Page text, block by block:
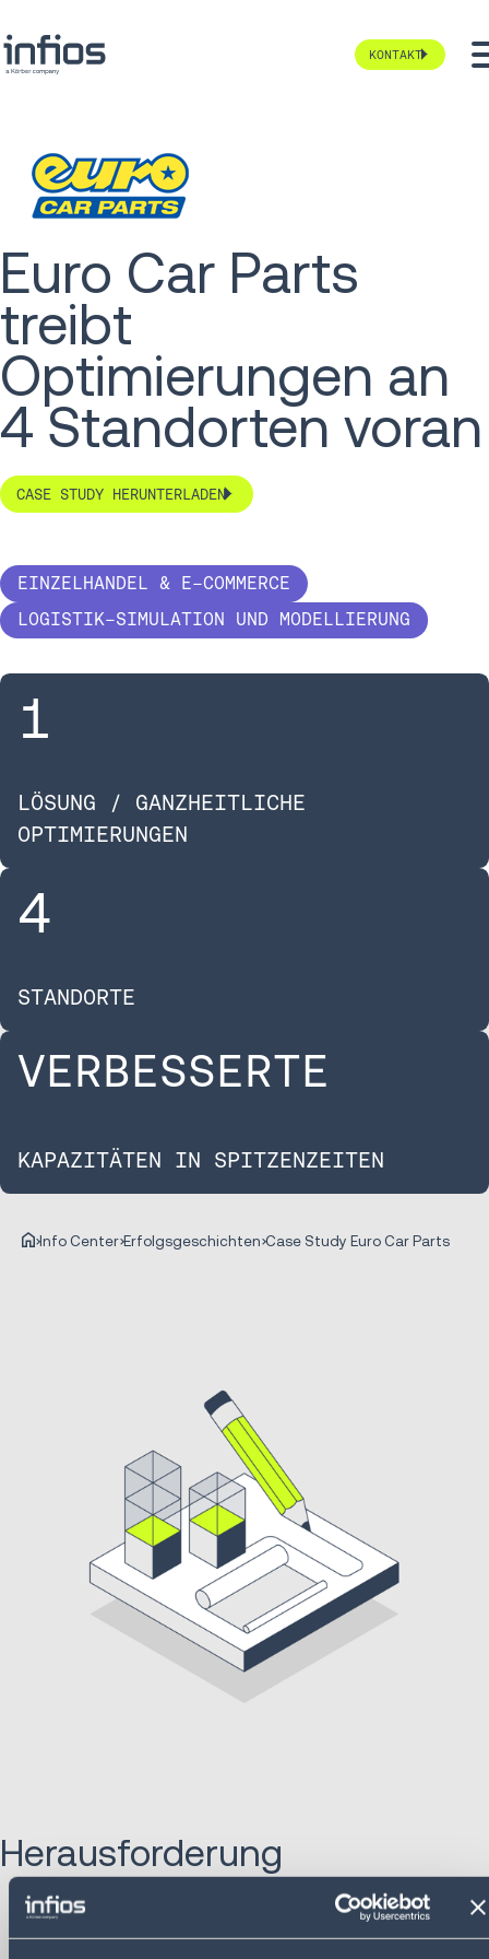
KONTAKT
Euro Car Parts
treibt
Optimierungen an
4 Standorten voran
CASE STUDY HERUNTERLADEN
EINZELHANDEL & E-COMMERCE
LOGISTIK-SIMULATION UND MODELLIERUNG
1
LÖSUNG / GANZHEITLICHE
OPTIMIERUNGEN
4
STANDORTE
VERBESSERTE
KAPAZITÄTEN IN SPITZENZEITEN
Info Center Erfolgsgeschichten Case Study Euro Car Parts
Herausforderung
Leistungssteigerung:
Euro Car Parts musste die
Effizienz und Ressourcenplanung in einem rund